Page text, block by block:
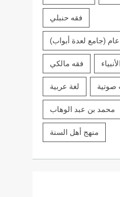
فقه حنبلي
(جامع لعدة أبواب)
فقه مالكي
لغة عربية صوتية
محمد بن عبد الوهاب
منهج أهل السنة